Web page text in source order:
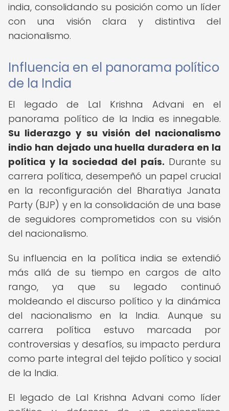
india, consolidando su posición como un líder
con una visión clara y distintiva del
nacionalismo.
Influencia en el panorama político
de la India
El legado de Lal Krishna Advani en el
panorama político de la India es innegable.
Su liderazgo y su visión del nacionalismo
indio han dejado una huella duradera en la
política y la sociedad del país. Durante su
carrera política, desempeñó un papel crucial
en la reconfiguración del Bharatiya Janata
Party (BJP) y en la consolidación de una base
de seguidores comprometidos con su visión
del nacionalismo.
Su influencia en la política india se extendió
más allá de su tiempo en cargos de alto
rango, ya que su legado continuó
moldeando el discurso político y la dinámica
del nacionalismo en la India. Aunque su
carrera política estuvo marcada por
controversias y desafíos, su impacto perdura
como parte integral del tejido político y social
de la India.
El legado de Lal Krishna Advani como líder